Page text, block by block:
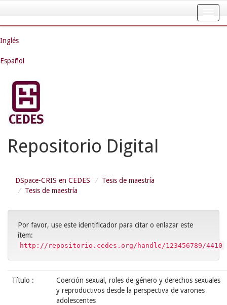
navigation
Inglés
Español
Repositorio Digital
DSpace-CRIS en CEDES
Tesis de maestría
Tesis de maestría
Por favor, use este identificador para citar o enlazar este
ítem:
http://repositorio.cedes.org/handle/123456789/4410
Título :
Coerción sexual, roles de género y derechos sexuales
y reproductivos desde la perspectiva de varones
adolescentes